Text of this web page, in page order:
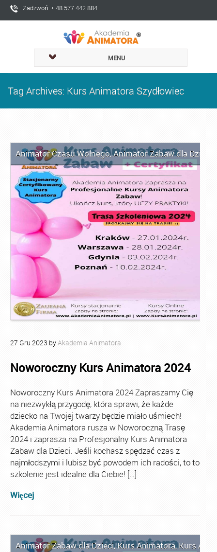
Zadzwoń + 48 577 442 884
MENU
Tag Archives: Kurs Animatora Szydłowiec
Animator Czasu Wolnego,Animator Zabaw dla Dzieci
27 Gru 2023 byAkademia Animatora
Noworoczny Kurs Animatora 2024
Noworoczny Kurs Animatora 2024 Zapraszamy Cię
na niezwykłą przygodę, która sprawi, że każde
dziecko na Twojej twarzy będzie miało uśmiech!
Akademia Animatora rusza w Noworoczną Trasę
2024 i zaprasza na Profesjonalny Kurs Animatora
Zabaw dla Dzieci. Jeśli kochasz spędzać czas z
najmłodszymi i lubisz być powodem ich radości, to to
szkolenie jest idealne dla Ciebie! […]
Więcej
Animator Zabaw dla Dzieci,Kurs Animatora,Kurs